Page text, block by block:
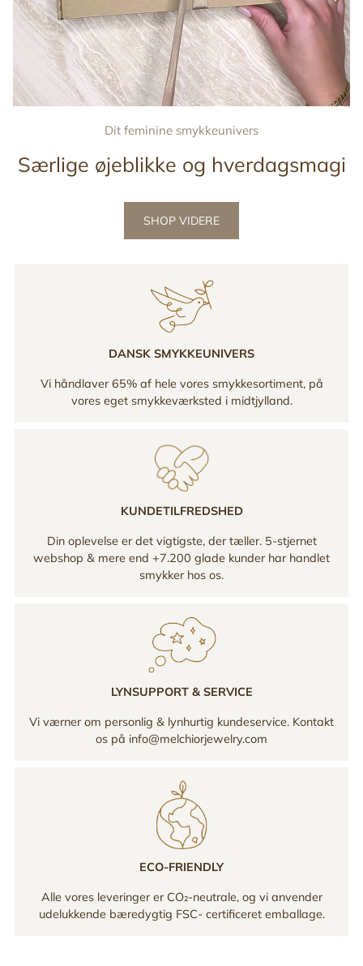
Dit feminine smykkeunivers
Særlige øjeblikke og hverdagsmagi
SHOP VIDERE
DANSK SMYKKEUNIVERS
Vi håndlaver 65% af hele vores smykkesortiment, på
vores eget smykkeværksted i midtjylland.
KUNDETILFREDSHED
Din oplevelse er det vigtigste, der tæller. 5-stjernet
webshop & mere end +7.200 glade kunder har handlet
smykker hos os.
LYNSUPPORT & SERVICE
Vi værner om personlig & lynhurtig kundeservice. Kontakt
os på info@melchiorjewelry.com
ECO-FRIENDLY
Alle vores leveringer er CO₂-neutrale, og vi anvender
udelukkende bæredygtig FSC- certificeret emballage.